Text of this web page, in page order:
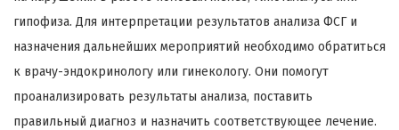
гипофиза. Для интерпретации результатов анализа ФСГ и
назначения дальнейших мероприятий необходимо обратиться
к врачу-эндокринологу или гинекологу. Они помогут
проанализировать результаты анализа, поставить
правильный диагноз и назначить соответствующее лечение.